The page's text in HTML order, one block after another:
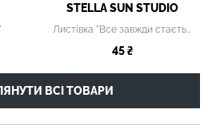
STELLA SUN STUDIO
Листівка "Все завжди стається якнайкраще"
45 ₴
ВСІ ТОВАРИ